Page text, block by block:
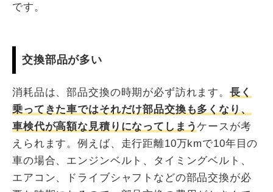
です。
交換部品が多い
消耗品は、部品交換の時期が必ず訪れます。 長く
乗ってきた車ではそれだけ部品交換も多くなり、
車検代が高額な見積りになってしまうケースが考
えられます。例えば、走行距離10万kmで10年目の
車の場合、エンジンベルト、タイミングベルト、
エアコン、ドライブシャフトなどの部品交換が必